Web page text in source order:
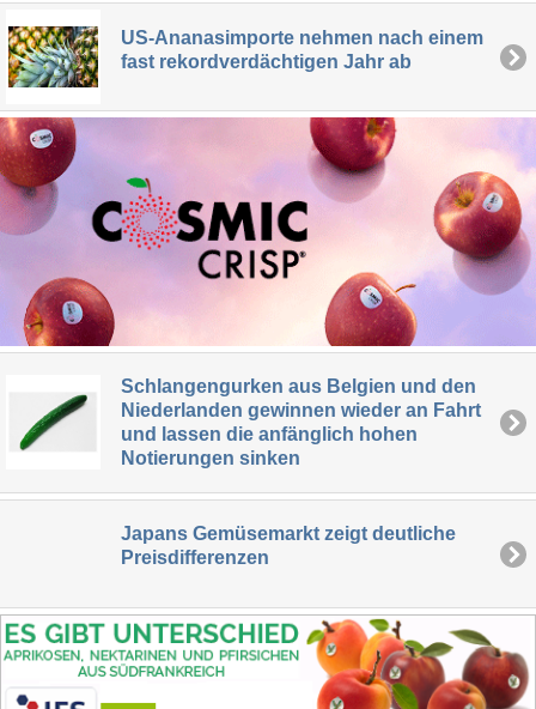
US-Ananasimporte nehmen nach einem
fast rekordverdächtigen Jahr ab
Schlangengurken aus Belgien und den
Niederlanden gewinnen wieder an Fahrt
und lassen die anfänglich hohen
Notierungen sinken
Japans Gemüsemarkt zeigt deutliche
Preisdifferenzen